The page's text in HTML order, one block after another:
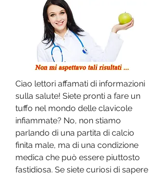
Ciao lettori affamati di informazioni
sulla salute! Siete pronti a fare un
tuffo nel mondo delle clavicole
infiammate? No, non stiamo
parlando di una partita di calcio
finita male, ma di una condizione
medica che può essere piuttosto
fastidiosa. Se siete curiosi di sapere